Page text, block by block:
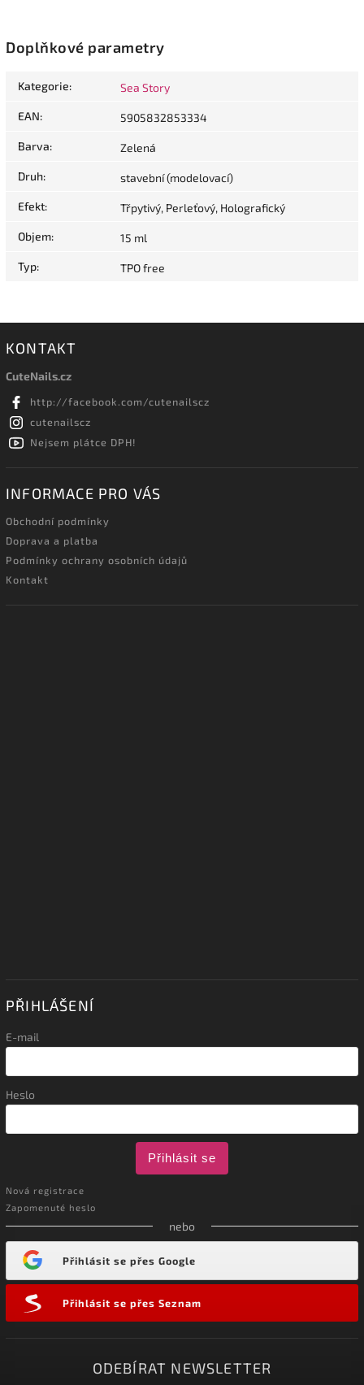
Doplňkové parametry
Kategorie: Sea Story
EAN: 5905832853334
Barva: Zelená
Druh: stavební (modelovací)
Efekt: Třpytivý, Perleťový, Holografický
Objem: 15 ml
Typ: TPO free
KONTAKT
CuteNails.cz
http://facebook.com/cutenailscz
cutenailscz
Nejsem plátce DPH!
INFORMACE PRO VÁS
Obchodní podmínky
Doprava a platba
Podmínky ochrany osobních údajů
Kontakt
PŘIHLÁŠENÍ
E-mail
Heslo
Přihlásit se
Nová registrace
Zapomenuté heslo
nebo
Přihlásit se přes Google
Přihlásit se přes Seznam
ODEBÍRAT NEWSLETTER